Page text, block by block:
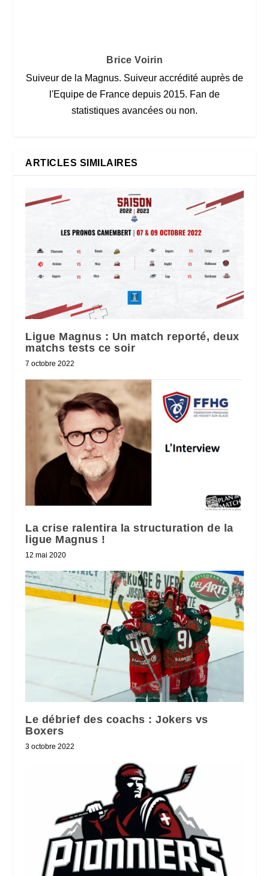
Brice Voirin
Suiveur de la Magnus. Suiveur accrédité auprès de
l'Equipe de France depuis 2015. Fan de
statistiques avancées ou non.
ARTICLES SIMILAIRES
Ligue Magnus : Un match reporté, deux
matchs tests ce soir
7 octobre 2022
La crise ralentira la structuration de la
ligue Magnus !
12 mai 2020
Le débrief des coachs : Jokers vs
Boxers
3 octobre 2022